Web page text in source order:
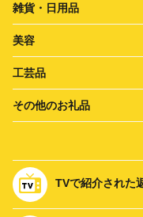
雑貨・日用品
美容
工芸品
その他のお礼品
TVで紹介された